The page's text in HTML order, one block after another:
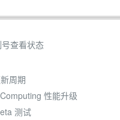
查看状态
周期
性能升级
测试